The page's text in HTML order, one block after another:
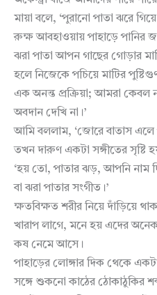
মায়া বলে, ‘পুরানো পাতা ঝরে
রুক্ষ আবহাওয়ায় পাহাড়ে পানির
ঝরা পাতা আপন গাছের গোড়ার
হলে নিজেকে পচিয়ে মাটির
এক অনন্ত প্রক্রিয়া; আমরা কেবল
অবদান দেখি না।’
আমি বললাম, ‘জোরে বাতাস
তখন দারুণ একটা সঙ্গীতের সৃষ্টি
‘হয় তো, পাতার ঝড়, আপনি নাম
বা ঝরা পাতার সংগীত।’
ক্ষতবিক্ষত শরীর নিয়ে দাঁড়িয়ে
খারাপ লাগে, মনে হয় এদের
কষ নেমে আসে।
পাহাড়ের লোঙ্গার দিক থেকে
সঙ্গে শুকনো কাঠের ঠোকাঠুকির